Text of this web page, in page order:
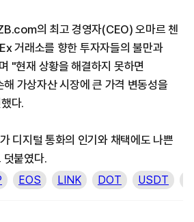
의 최고 경영자(CEO) 오마르 첸
거래소를 향한 투자자들의 불만과
"현재 상황을 해결하지 못하면
가상자산 시장에 큰 가격 변동성을
다.
디지털 통화의 인기와 채택에도 나쁜
덧붙였다.
EOS LINK DOT USDT